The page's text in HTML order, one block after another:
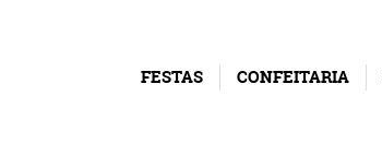
FESTAS CONFEITARIA